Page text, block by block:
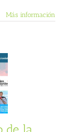
Más información